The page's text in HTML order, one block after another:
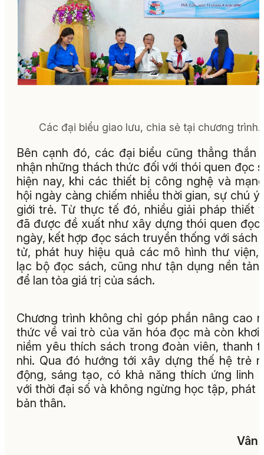
Các đại biểu giao lưu, chia sẻ tại chương trình.
Bên cạnh đó, các đại biểu cũng thẳng thắn
nhận những thách thức đối với thói quen đọc
hiện nay, khi các thiết bị công nghệ và
hội ngày càng chiếm nhiều thời gian, sự chú ý
giới trẻ. Từ thực tế đó, nhiều giải pháp thiết
đã được đề xuất như xây dựng thói quen đọc
ngày, kết hợp đọc sách truyền thống với sách
tử, phát huy hiệu quả các mô hình thư viện,
lạc bộ đọc sách, cũng như tận dụng nền
để lan tỏa giá trị của sách.
Chương trình không chỉ góp phần nâng cao
thức về vai trò của văn hóa đọc mà còn khơi
niềm yêu thích sách trong đoàn viên, thanh
nhi. Qua đó hướng tới xây dựng thế hệ trẻ
động, sáng tạo, có khả năng thích ứng linh
với thời đại số và không ngừng học tập, phát
bản thân.
Vân